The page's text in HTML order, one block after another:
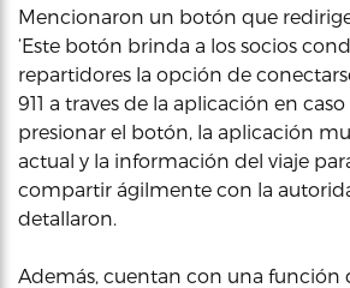
Mencionaron un botón que redirige
‘Este botón brinda a los socios
repartidores la opción de
911 a traves de la aplicación en
presionar el botón, la aplicación
actual y la información del viaje
compartir ágilmente con la
detallaron.
Además, cuentan con una función